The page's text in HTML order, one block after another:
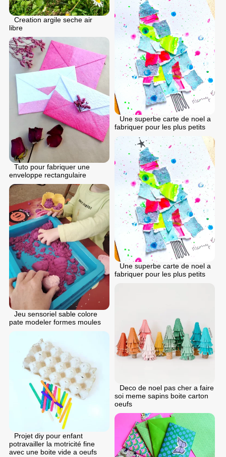
Creation argile seche air
libre
Une superbe carte de noel a
fabriquer pour les plus petits
Tuto pour fabriquer une
enveloppe rectangulaire
Une superbe carte de noel a
fabriquer pour les plus petits
Jeu sensoriel sable colore
pate modeler formes moules
Deco de noel pas cher a faire
soi meme sapins boite carton
oeufs
Projet diy pour enfant
potravailler la motricité fine
avec une boite vide a oeufs